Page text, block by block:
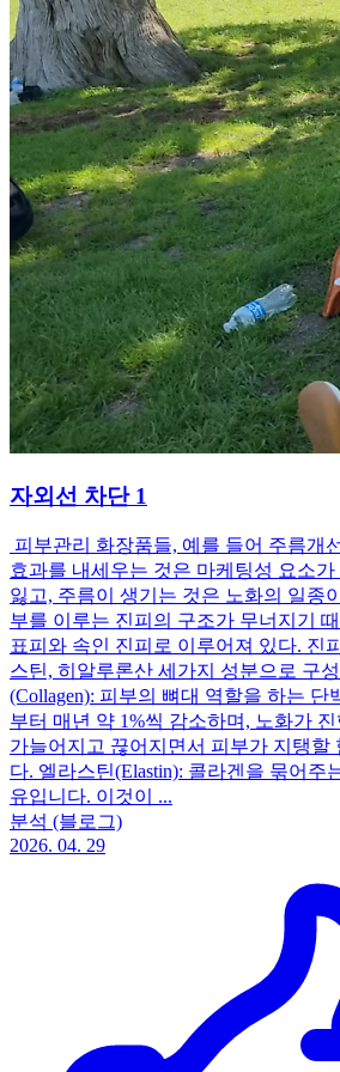
자외선 차단 1
피부관리 화장품들, 예를 들어 주름개
효과를 내세우는 것은 마케팅성 요소
잃고, 주름이 생기는 것은 노화의 일종
부를 이루는 진피의 구조가 무너지기
표피와 속인 진피로 이루어져 있다. 진
스틴, 히알루론산 세가지 성분으로 구
(Collagen): 피부의 뼈대 역할을 하는 단
부터 매년 약 1%씩 감소하며, 노화가
가늘어지고 끊어지면서 피부가 지탱할
다. 엘라스틴(Elastin): 콜라겐을 묶어주
유입니다. 이것이 ...
분석 (블로그)
2026. 04. 29